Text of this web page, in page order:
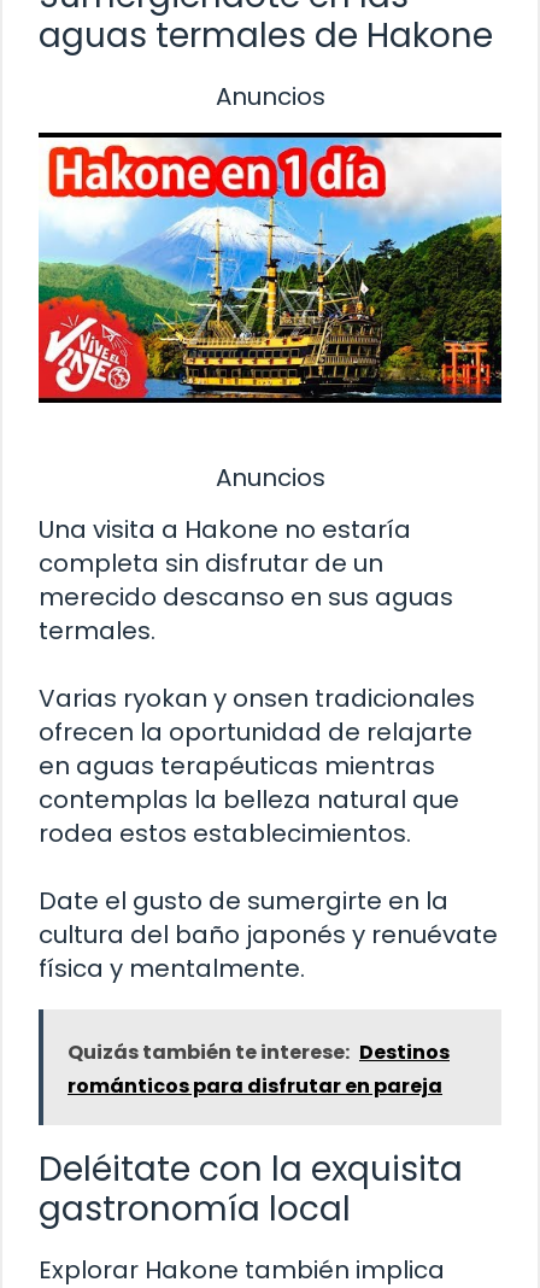
aguas termales de Hakone
Anuncios
Anuncios
Una visita a Hakone no estaría
completa sin disfrutar de un
merecido descanso en sus aguas
termales.
Varias ryokan y onsen tradicionales
ofrecen la oportunidad de relajarte
en aguas terapéuticas mientras
contemplas la belleza natural que
rodea estos establecimientos.
Date el gusto de sumergirte en la
cultura del baño japonés y renuévate
física y mentalmente.
Quizás también te interese: Destinos
románticos para disfrutar en pareja
Deléitate con la exquisita
gastronomía local
Explorar Hakone también implica